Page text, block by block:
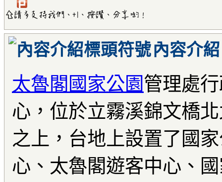
內容介紹
太魯閣國家公園管理處
心，位於立霧溪錦文橋
之上，台地上設置了國
心、太魯閣遊客中心、